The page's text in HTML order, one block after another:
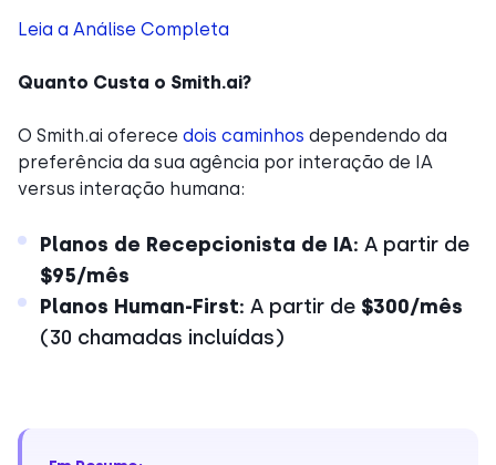
Leia a Análise Completa
Quanto Custa o Smith.ai?
O Smith.ai oferece dois caminhos dependendo da
preferência da sua agência por interação de IA
versus interação humana:
Planos de Recepcionista de IA: A partir de
$95/mês
Planos Human-First: A partir de $300/mês
(30 chamadas incluídas)